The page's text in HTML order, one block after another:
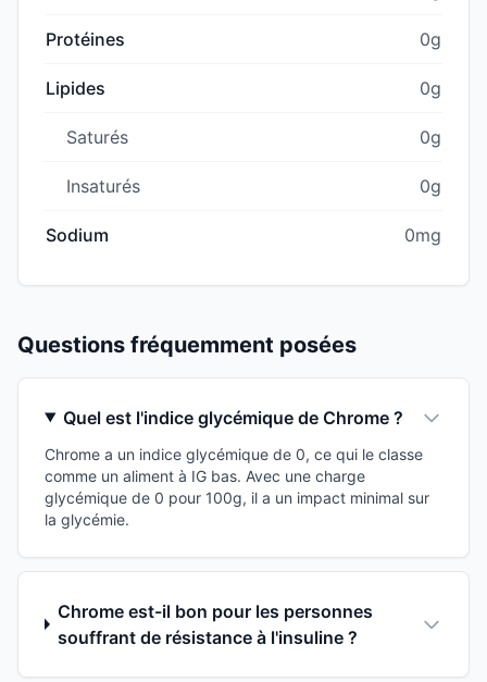
Protéines 0g
Lipides 0g
Saturés 0g
Insaturés 0g
Sodium 0mg
Questions fréquemment posées
Quel est l'indice glycémique de Chrome ?
Chrome a un indice glycémique de 0, ce qui le classe
comme un aliment à IG bas. Avec une charge
glycémique de 0 pour 100g, il a un impact minimal sur
la glycémie.
Chrome est-il bon pour les personnes
souffrant de résistance à l'insuline ?